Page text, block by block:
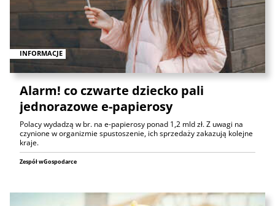
INFORMACJE
Alarm! co czwarte dziecko pali
jednorazowe e-papierosy
Polacy wydadzą w br. na e-papierosy ponad 1,2 mld zł. Z uwagi na
czynione w organizmie spustoszenie, ich sprzedaży zakazują kolejne
kraje.
Zespół wGospodarce